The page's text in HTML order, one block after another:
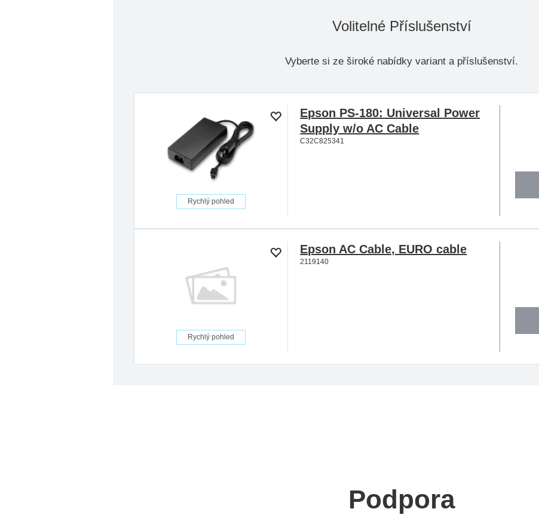
Volitelné Příslušenství
Vyberte si ze široké nabídky variant a příslušenství.
Rychlý pohled
Epson PS-180: Universal Power
Supply w/o AC Cable
C32C825341
Rychlý pohled
Epson AC Cable, EURO cable
2119140
Podpora